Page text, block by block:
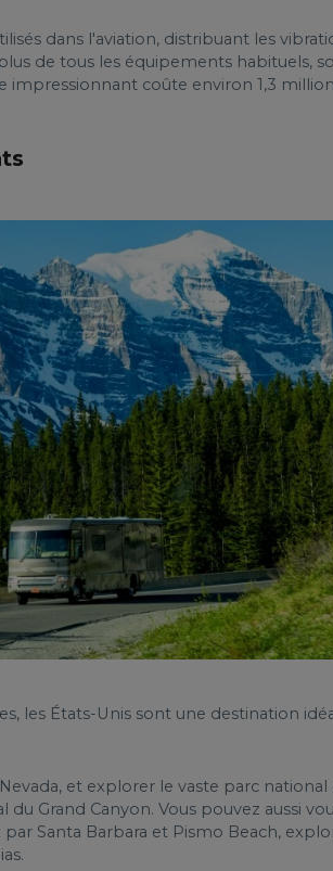
dans l'aviation, distribuant les
de tous les équipements habituels,
coûte environ 1,3
les États-Unis sont une destination
et explorer le vaste parc
Grand Canyon. Vous pouvez aussi
Santa Barbara et Pismo Beach,